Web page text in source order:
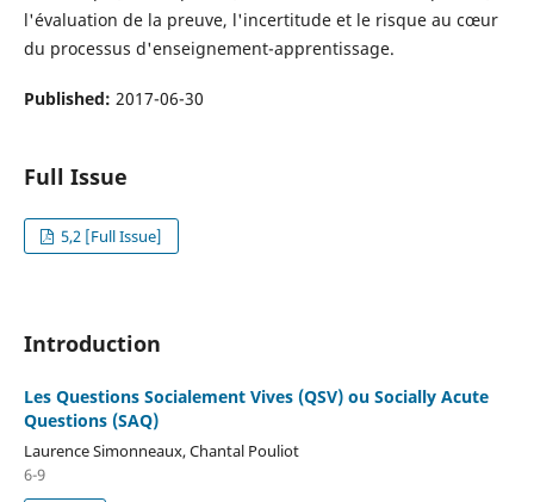
l'évaluation de la preuve, l'incertitude et le risque au cœur
du processus d'enseignement-apprentissage.
Published: 2017-06-30
Full Issue
5,2 [Full Issue]
Introduction
Les Questions Socialement Vives (QSV) ou Socially Acute
Questions (SAQ)
Laurence Simonneaux, Chantal Pouliot
6-9